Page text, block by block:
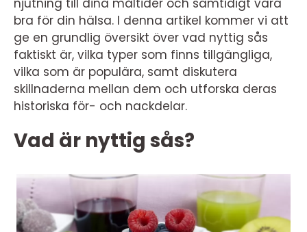
njutning till dina måltider och samtidigt vara
bra för din hälsa. I denna artikel kommer vi att
ge en grundlig översikt över vad nyttig sås
faktiskt är, vilka typer som finns tillgängliga,
vilka som är populära, samt diskutera
skillnaderna mellan dem och utforska deras
historiska för- och nackdelar.
Vad är nyttig sås?